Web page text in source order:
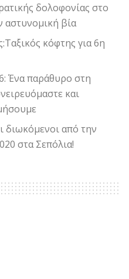
δολοφονίας στο
αστυνομική βία
κόφτης για 6η
Ένα παράθυρο στη
και
από την
στα Σεπόλια!